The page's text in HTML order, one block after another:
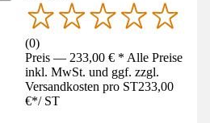
(0)
Preis — 233,00 € * Alle Preise
inkl. MwSt. und ggf. zzgl.
Versandkosten pro ST233,00
€*/ ST